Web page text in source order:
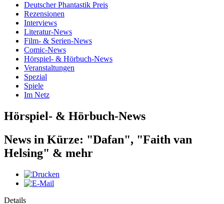
Deutscher Phantastik Preis
Rezensionen
Interviews
Literatur-News
Film- & Serien-News
Comic-News
Hörspiel- & Hörbuch-News
Veranstaltungen
Spezial
Spiele
Im Netz
Hörspiel- & Hörbuch-News
News in Kürze: "Dafan", "Faith van
Helsing" & mehr
Details